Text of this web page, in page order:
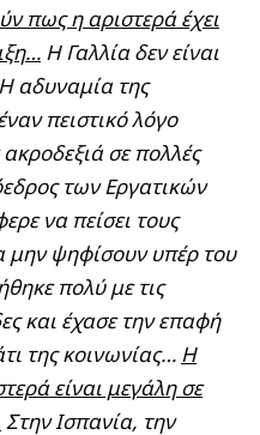
πως η αριστερά έχει
H Γαλλία δεν είναι
αδυναμία της
πειστικό λόγο
σε πολλές
των Εργατικών
να πείσει τους
μην ψηφίσουν υπέρ του
πολύ με τις
και έχασε την επαφή
της κοινωνίας… Η
είναι μεγάλη σε
Στην Ισπανία, την